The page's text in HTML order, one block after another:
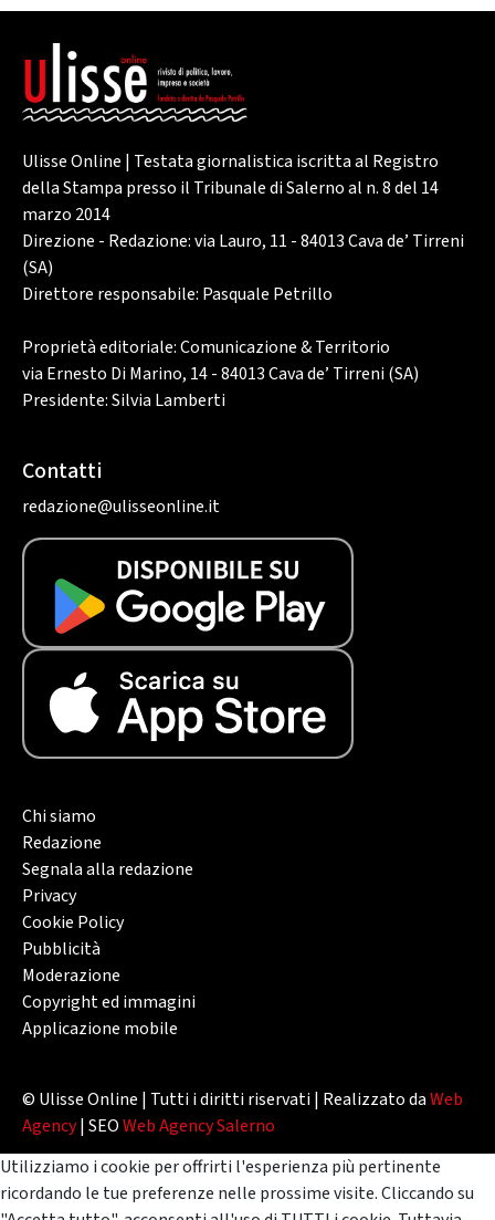
Ulisse Online | Testata giornalistica iscritta al Registro
della Stampa presso il Tribunale di Salerno al n. 8 del 14
marzo 2014
Direzione - Redazione: via Lauro, 11 - 84013 Cava de’ Tirreni
(SA)
Direttore responsabile: Pasquale Petrillo
Proprietà editoriale: Comunicazione & Territorio
via Ernesto Di Marino, 14 - 84013 Cava de’ Tirreni (SA)
Presidente: Silvia Lamberti
Contatti
redazione@ulisseonline.it
Chi siamo
Redazione
Segnala alla redazione
Privacy
Cookie Policy
Pubblicità
Moderazione
Copyright ed immagini
Applicazione mobile
© Ulisse Online | Tutti i diritti riservati | Realizzato daWeb
Agency| SEOWeb Agency Salerno
Utilizziamo i cookie per offrirti l'esperienza più pertinente
ricordando le tue preferenze nelle prossime visite. Cliccando su